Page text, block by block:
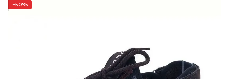
−50%